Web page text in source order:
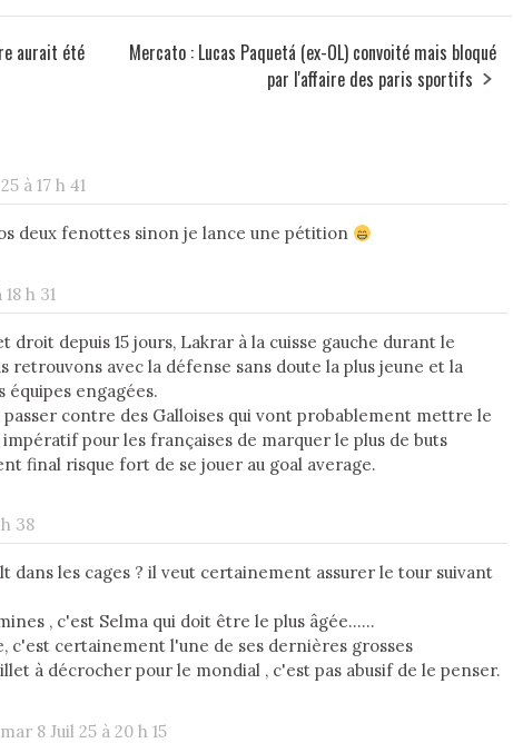
aurait été
Mercato : Lucas Paquetá (ex-OL) convoité mais bloqué
par l'affaire des paris sportifs
à 17 h 41
deux fenottes sinon je lance une pétition
h 31
droit depuis 15 jours, Lakrar à la cuisse gauche durant le
retrouvons avec la défense sans doute la plus jeune et la
engagées.
contre des Galloises qui vont probablement mettre le
pour les françaises de marquer le plus de buts
final risque fort de se jouer au goal average.
38
dans les cages ? il veut certainement assurer le tour suivant
, c'est Selma qui doit être le plus âgée......
c'est certainement l'une de ses dernières grosses
à décrocher pour le mondial , c'est pas abusif de le penser.
mar 8 Juil 25 à 20 h 15